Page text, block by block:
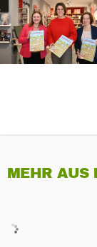
MEHR AUS